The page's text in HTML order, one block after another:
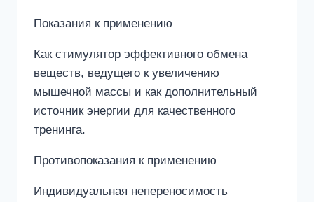
Показания к применению
Как стимулятор эффективного обмена
веществ, ведущего к увеличению
мышечной массы и как дополнительный
источник энергии для качественного
тренинга.
Противопоказания к применению
Индивидуальная непереносимость